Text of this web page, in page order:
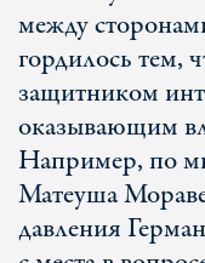
между
гордилось тем,
защитником
оказывающим
Например, по
Матеуша
давления